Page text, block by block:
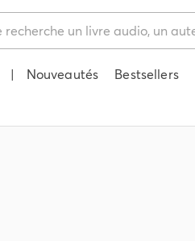
| Nouveautés Bestsellers